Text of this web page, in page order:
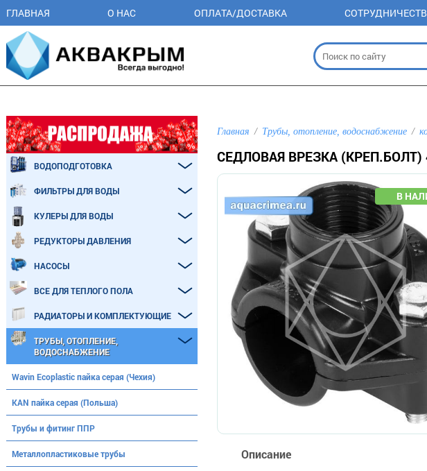
ГЛАВНАЯ О НАС ОПЛАТА/ДОСТАВКА
Главная Трубы, отопление, водоснабжение
СЕДЛОВАЯ ВРЕЗКА (КРЕП.БОЛТ)
Описание
ВОДОПОДГОТОВКА
ФИЛЬТРЫ ДЛЯ ВОДЫ
КУЛЕРЫ ДЛЯ ВОДЫ
РЕДУКТОРЫ ДАВЛЕНИЯ
НАСОСЫ
ВСЕ ДЛЯ ТЕПЛОГО ПОЛА
РАДИАТОРЫ И КОМПЛЕКТУЮЩИЕ
ТРУБЫ, ОТОПЛЕНИЕ,
ВОДОСНАБЖЕНИЕ
Wavin Ecoplastic пайка серая (Чехия)
KAN пайка серая (Польша)
Трубы и фитинг ППР
Металлопластиковые трубы